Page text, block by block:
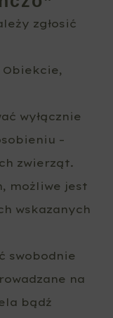
zgłosić
wyłącznie
–
zwierząt.
możliwe jest
wskazanych
swobodnie
na
bądź